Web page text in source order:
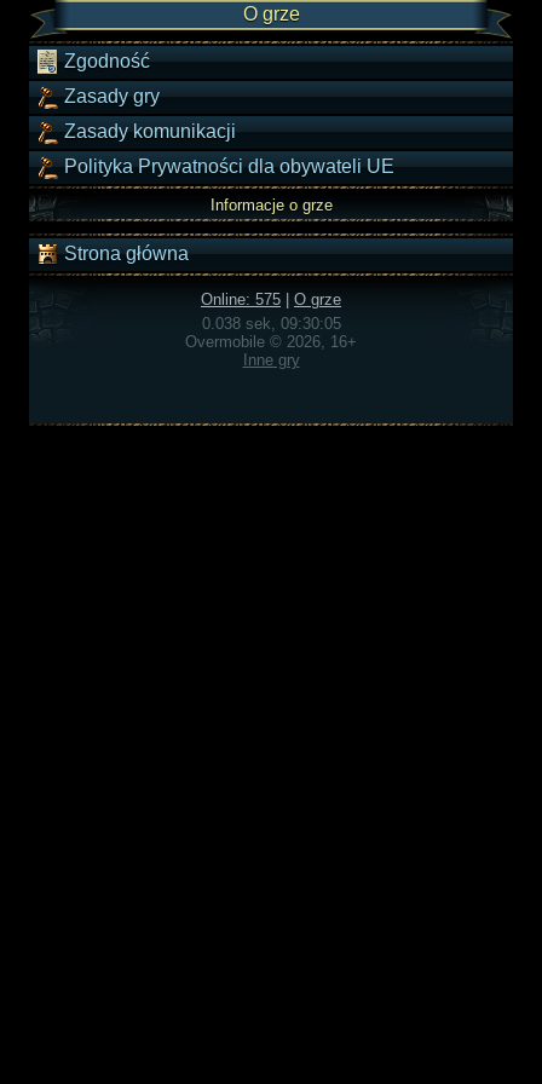
O grze
Zgodność
Zasady gry
Zasady komunikacji
Polityka Prywatności dla obywateli UE
Informacje o grze
Strona główna
Online: 575
O grze
0.038 sek, 09:30:05
Overmobile © 2026, 16+
Inne gry